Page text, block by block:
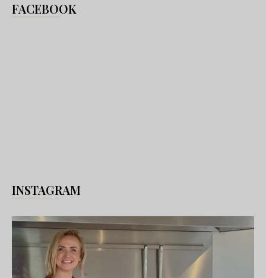
FACEBOOK
INSTAGRAM